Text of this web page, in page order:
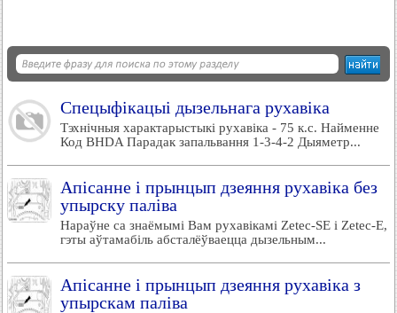
Спецыфікацыі дызельнага рухавіка
Тэхнічныя характарыстыкі рухавіка - 75 к.с. Найменне
Код BHDA Парадак запальвання 1-3-4-2 Дыяметр...
Апісанне і прынцып дзеяння рухавіка без
упырску паліва
Нараўне са знаёмымі Вам рухавікамі Zetec-SE і Zetec-E,
гэты аўтамабіль абсталёўваецца дызельным...
Апісанне і прынцып дзеяння рухавіка з
упырскам паліва